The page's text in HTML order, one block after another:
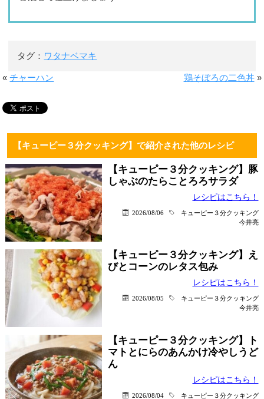
タグ： ワタナベマキ
«チャーハン 鶏そぼろの二色丼»
【キューピー３分クッキング】で紹介された他のレシピ
【キューピー３分クッキング】豚
しゃぶのたらことろろサラダ
レシピはこちら！
2026/08/06
キューピー３分クッキング
今井亮
【キューピー３分クッキング】え
びとコーンのレタス包み
レシピはこちら！
2026/08/05
キューピー３分クッキング
今井亮
【キューピー３分クッキング】ト
マトとにらのあんかけ冷やしうど
ん
レシピはこちら！
2026/08/04
キューピー３分クッキング